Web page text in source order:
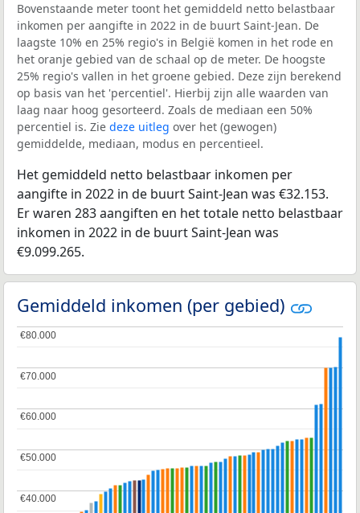
Bovenstaande meter toont het gemiddeld netto belastbaar
inkomen per aangifte in 2022 in de buurt Saint-Jean. De
laagste 10% en 25% regio's in België komen in het rode en
het oranje gebied van de schaal op de meter. De hoogste
25% regio's vallen in het groene gebied. Deze zijn berekend
op basis van het 'percentiel'. Hierbij zijn alle waarden van
laag naar hoog gesorteerd. Zoals de mediaan een 50%
percentiel is. Zie deze uitleg over het (gewogen)
gemiddelde, mediaan, modus en percentieel.
Het gemiddeld netto belastbaar inkomen per
aangifte in 2022 in de buurt Saint-Jean was €32.153.
Er waren 283 aangiften en het totale netto belastbaar
inkomen in 2022 in de buurt Saint-Jean was
€9.099.265.
Gemiddeld inkomen (per gebied)
€40.000
€40.000
€50.000
€50.000
€60.000
€60.000
€70.000
€70.000
€80.000
€80.000